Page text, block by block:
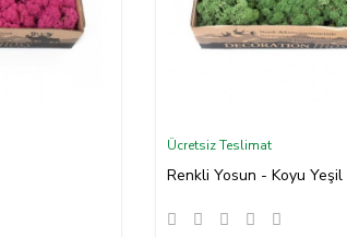
Ücretsiz Teslimat
Renkli Yosun - Koyu Yeşil